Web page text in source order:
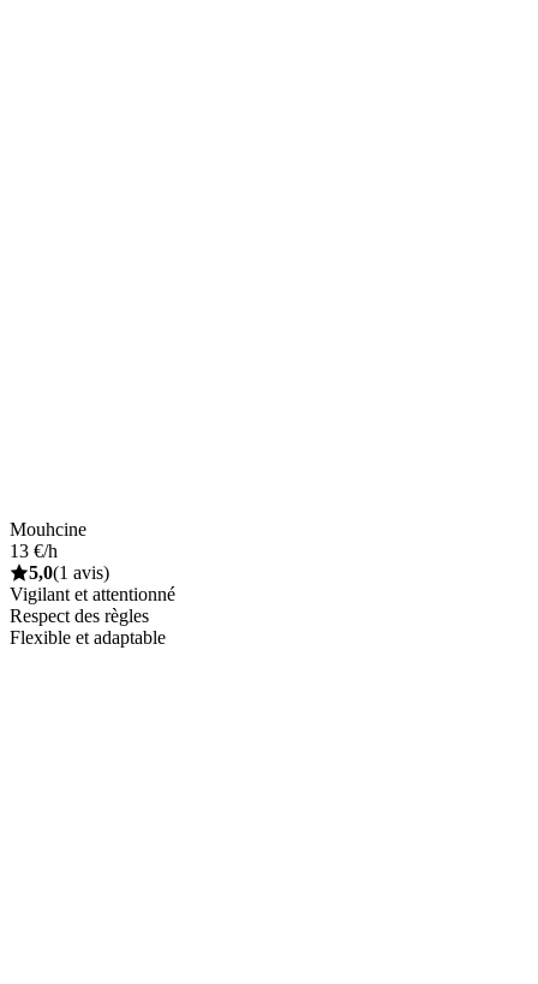
Mouhcine
13 €/h
5,0(1 avis)
Vigilant et attentionné
Respect des règles
Flexible et adaptable